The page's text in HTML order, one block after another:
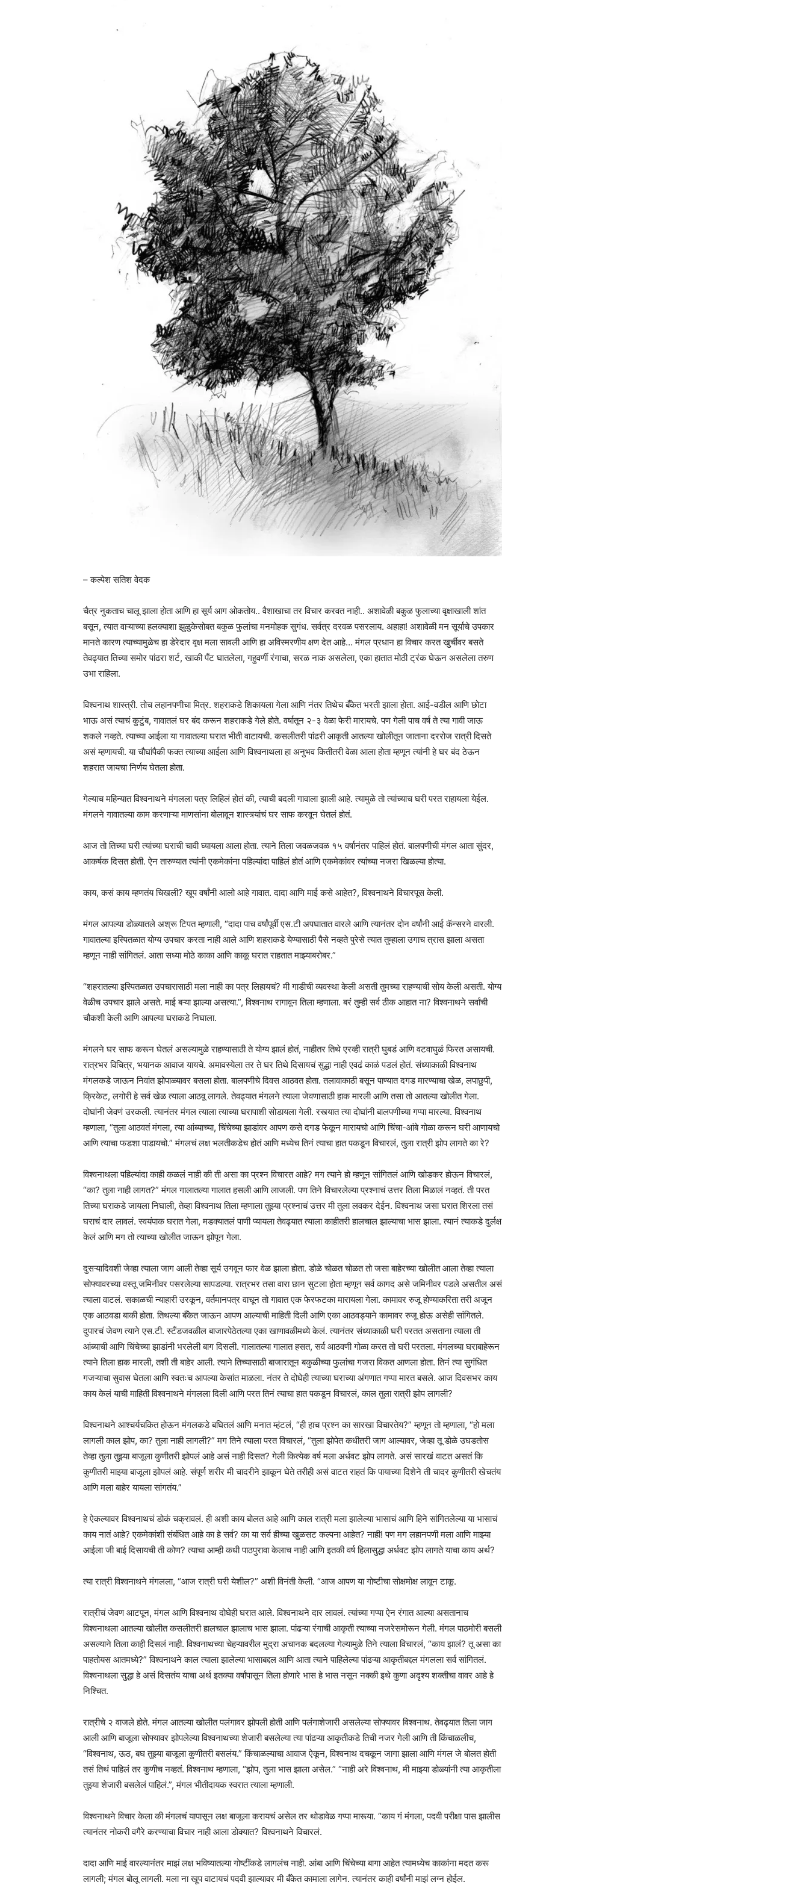
– कल्पेश सतिश वेदक
चैत्र नुकताच चालू झाला होता आणि हा सूर्य आग ओकतोय.. वैशाखाचा तर विचार करवत नाही.. अशावेळी बकुळ फुलाच्या वृक्षाखाली शांत
बसून, त्यात वाऱ्याच्या हलक्याशा झुळुकेसोबत बकुळ फुलांचा मनमोहक सुगंध. सर्वत्र दरवळ पसरलाय. अहाहा! अशावेळी मन सूर्याचे उपकार
मानते कारण त्याच्यामुळेच हा डेरेदार वृक्ष मला सावली आणि हा अविस्मरणीय क्षण देत आहे… मंगल प्रधान हा विचार करत खुर्चीवर बसते
तेवढ्यात तिच्या समोर पांढरा शर्ट, खाकी पँट घातलेला, गहुवर्णी रंगाचा, सरळ नाक असलेला, एका हातात मोठी ट्रंक घेऊन असलेला तरुण
उभा राहिला.
विश्वनाथ शास्त्री. तोच लहानपणीचा मित्र. शहराकडे शिकायला गेला आणि नंतर तिथेच बँकेत भरती झाला होता. आई-वडील आणि छोटा
भाऊ असं त्याचं कुटुंब, गावातलं घर बंद करून शहराकडे गेले होते. वर्षातून २-३ वेळा फेरी मारायचे. पण गेली पाच वर्ष ते त्या गावी जाऊ
शकले नव्हते. त्याच्या आईला या गावातल्या घरात भीती वाटायची. कसलीतरी पांढरी आकृती आतल्या खोलीतून जाताना दररोज रात्री दिसते
असं म्हणायची. या चौघांपैकी फक्त त्याच्या आईला आणि विश्वनाथला हा अनुभव कितीतरी वेळा आला होता म्हणून त्यांनी हे घर बंद ठेऊन
शहरात जायचा निर्णय घेतला होता.
गेल्याच महिन्यात विश्वनाथने मंगलला पत्र लिहिलं होतं की, त्याची बदली गावाला झाली आहे. त्यामुळे तो त्यांच्याच घरी परत राहायला येईल.
मंगलने गावातल्या काम करणाऱ्या माणसांना बोलावून शास्त्र्यांचं घर साफ करवून घेतलं होतं.
आज तो तिच्या घरी त्यांच्या घराची चावी घ्यायला आला होता. त्याने तिला जवळजवळ १५ वर्षानंतर पाहिलं होतं. बालपणीची मंगल आता सुंदर,
आकर्षक दिसत होती. ऐन तारुण्यात त्यांनी एकमेकांना पहिल्यांदा पाहिलं होतं आणि एकमेकांवर त्यांच्या नजरा खिळल्या होत्या.
काय, कसं काय म्हणतंय चिखली? खूप वर्षांनी आलो आहे गावात. दादा आणि माई कसे आहेत?, विश्वनाथने विचारपूस केली.
मंगल आपल्या डोळ्यातले अश्रू टिपत म्हणाली, “दादा पाच वर्षांपूर्वी एस.टी अपघातात वारले आणि त्यानंतर दोन वर्षांनी आई कॅन्सरने वारली.
गावातल्या इस्पितळात योग्य उपचार करता नाही आले आणि शहराकडे येण्यासाठी पैसे नव्हते पुरेसे त्यात तुम्हाला उगाच त्रास झाला असता
म्हणून नाही सांगितलं. आता सध्या मोठे काका आणि काकू घरात राहतात माझ्याबरोबर.”
“शहरातल्या इस्पितळात उपचारासाठी मला नाही का पत्र लिहायचं? मी गाडीची व्यवस्था केली असती तुमच्या राहण्याची सोय केली असती. योग्य
वेळीच उपचार झाले असते. माई बऱ्या झाल्या असत्या.”, विश्वनाथ रागावून तिला म्हणाला. बरं तुम्ही सर्व ठीक आहात ना? विश्वनाथने सर्वांची
चौकशी केली आणि आपल्या घराकडे निघाला.
मंगलने घर साफ करून घेतलं असल्यामुळे राहण्यासाठी ते योग्य झालं होतं, नाहीतर तिथे एरव्ही रात्री घुबडं आणि वटवाघुळं फिरत असायची.
रात्रभर विचित्र, भयानक आवाज यायचे. अमावस्येला तर ते घर तिथे दिसायचं सुद्धा नाही एवढं काळं पडलं होतं. संध्याकाळी विश्वनाथ
मंगलकडे जाऊन निवांत झोपाळ्यावर बसला होता. बालपणीचे दिवस आठवत होता. तलावाकाठी बसून पाण्यात दगड मारण्याचा खेळ, लपाछुपी,
क्रिकेट, लगोरी हे सर्व खेळ त्याला आठवू लागले. तेवढ्यात मंगलने त्याला जेवणासाठी हाक मारली आणि तसा तो आतल्या खोलीत गेला.
दोघांनी जेवणं उरकली. त्यानंतर मंगल त्याला त्याच्या घरापाशी सोडायला गेली. रस्त्यात त्या दोघांनी बालपणीच्या गप्पा मारल्या. विश्वनाथ
म्हणाला, “तुला आठवतं मंगला, त्या आंब्याच्या, चिंचेच्या झाडांवर आपण कसे दगड फेकून मारायचो आणि चिंचा-आंबे गोळा करून घरी आणायचो
आणि त्याचा फडशा पाडायचो.” मंगलचं लक्ष भलतीकडेच होतं आणि मध्येच तिनं त्याचा हात पकडून विचारलं, तुला रात्री झोप लागते का रे?
विश्वनाथला पहिल्यांदा काही कळलं नाही की ती असा का प्रश्न विचारत आहे? मग त्याने हो म्हणून सांगितलं आणि खोडकर होऊन विचारलं,
“का? तुला नाही लागत?” मंगल गालातल्या गालात हसली आणि लाजली. पण तिने विचारलेल्या प्रश्नाचं उत्तर तिला मिळालं नव्हतं. ती परत
तिच्या घराकडे जायला निघाली, तेव्हा विश्वनाथ तिला म्हणाला तुझ्या प्रश्नाचं उत्तर मी तुला लवकर देईन. विश्वनाथ जसा घरात शिरला तसं
घराचं दार लावलं. स्वयंपाक घरात गेला, मडक्यातलं पाणी प्यायला तेवढ्यात त्याला काहीतरी हालचाल झाल्याचा भास झाला. त्यानं त्याकडे दुर्लक्ष
केलं आणि मग तो त्याच्या खोलीत जाऊन झोपून गेला.
दुसऱ्यादिवशी जेव्हा त्याला जाग आली तेव्हा सूर्य उगवून फार वेळ झाला होता. डोळे चोळत चोळत तो जसा बाहेरच्या खोलीत आला तेव्हा त्याला
सोफ्यावरच्या वस्तू जमिनीवर पसरलेल्या सापडल्या. रात्रभर तसा वारा छान सुटला होता म्हणून सर्व कागद असे जमिनीवर पडले असतील असं
त्याला वाटलं. सकाळची न्याहारी उरकून, वर्तमानपत्र वाचून तो गावात एक फेरफटका मारायला गेला. कामावर रुजू होण्याकरिता तरी अजून
एक आठवडा बाकी होता. तिथल्या बँकेत जाऊन आपण आल्याची माहिती दिली आणि एका आठवड्याने कामावर रुजू होऊ असेही सांगितले.
दुपारचं जेवण त्याने एस.टी. स्टँडजवळील बाजारपेठेतल्या एका खाणावळीमध्ये केलं. त्यानंतर संध्याकाळी घरी परतत असताना त्याला ती
आंब्याची आणि चिंचेच्या झाडांनी भरलेली बाग दिसली. गालातल्या गालात हसत, सर्व आठवणी गोळा करत तो घरी परतला. मंगलच्या घराबाहेरून
त्याने तिला हाक मारली, तशी ती बाहेर आली. त्याने तिच्यासाठी बाजारातून बकुळीच्या फुलांचा गजरा विकत आणला होता. तिनं त्या सुगंधित
गजऱ्याचा सुवास घेतला आणि स्वतःच आपल्या केसांत माळला. नंतर ते दोघेही त्याच्या घराच्या अंगणात गप्पा मारत बसले. आज दिवसभर काय
काय केलं याची माहिती विश्वनाथने मंगलला दिली आणि परत तिनं त्याचा हात पकडून विचारलं, काल तुला रात्री झोप लागली?
विश्वनाथने आश्चर्यचकित होऊन मंगलकडे बघितलं आणि मनात म्हंटलं, “ही हाच प्रश्न का सारखा विचारतेय?” म्हणून तो म्हणाला, “हो मला
लागली काल झोप, का? तुला नाही लागली?” मग तिने त्याला परत विचारलं, “तुला झोपेत कधीतरी जाग आल्यावर, जेव्हा तू डोळे उघडतोस
तेव्हा तुला तुझ्या बाजूला कुणीतरी झोपलं आहे असं नाही दिसत? गेली कित्येक वर्ष मला अर्धवट झोप लागते. असं सारखं वाटत असतं कि
कुणीतरी माझ्या बाजूला झोपलं आहे. संपूर्ण शरीर मी चादरीने झाकून घेते तरीही असं वाटत राहतं कि पायाच्या दिशेने ती चादर कुणीतरी खेचतंय
आणि मला बाहेर यायला सांगतंय.”
हे ऐकल्यावर विश्वनाथचं डोकं चक्रावलं. ही अशी काय बोलत आहे आणि काल रात्री मला झालेल्या भासाचं आणि हिने सांगितलेल्या या भासाचं
काय नातं आहे? एकमेकांशी संबंधित आहे का हे सर्व? का या सर्व हीच्या खुळसट कल्पना आहेत? नाही! पण मग लहानपणी मला आणि माझ्या
आईला जी बाई दिसायची ती कोण? त्याचा आम्ही कधी पाठपुरावा केलाच नाही आणि इतकी वर्ष हिलासुद्धा अर्धवट झोप लागते याचा काय अर्थ?
त्या रात्री विश्वनाथने मंगलला, “आज रात्री घरी येशील?” अशी विनंती केली. “आज आपण या गोष्टीचा सोक्षमोक्ष लावून टाकू.
रात्रीचं जेवण आटपून, मंगल आणि विश्वनाथ दोघेही घरात आले. विश्वनाथने दार लावलं. त्यांच्या गप्पा ऐन रंगात आल्या असतानाच
विश्वनाथला आतल्या खोलीत कसलीतरी हालचाल झालाच भास झाला. पांढऱ्या रंगाची आकृती त्याच्या नजरेसमोरून गेली. मंगल पाठमोरी बसली
असल्याने तिला काही दिसलं नाही. विश्वनाथच्या चेहऱ्यावरील मुद्रा अचानक बदलल्या गेल्यामुळे तिने त्याला विचारलं, “काय झालं? तू असा का
पाहतोयस आतमध्ये?” विश्वनाथने काल त्याला झालेल्या भासाबद्दल आणि आता त्याने पाहिलेल्या पांढऱ्या आकृतीबद्दल मंगलला सर्व सांगितलं.
विश्वनाथला सुद्धा हे असं दिसतंय याचा अर्थ इतक्या वर्षांपासून तिला होणारे भास हे भास नसून नक्की इथे कुणा अदृश्य शक्तीचा वावर आहे हे
निश्चित.
रात्रीचे २ वाजले होते. मंगल आतल्या खोलीत पलंगावर झोपली होती आणि पलंगाशेजारी असलेल्या सोफ्यावर विश्वनाथ. तेवढ्यात तिला जाग
आली आणि बाजूला सोफ्यावर झोपलेल्या विश्वनाथच्या शेजारी बसलेल्या त्या पांढऱ्या आकृतीकडे तिची नजर गेली आणि ती किंचाळलीच,
“विश्वनाथ, ऊठ, बघ तुझ्या बाजूला कुणीतरी बसलंय.” किंचाळल्याचा आवाज ऐकून, विश्वनाथ दचकून जागा झाला आणि मंगल जे बोलत होती
तसं तिथं पाहिलं तर कुणीच नव्हतं. विश्वनाथ म्हणाला, “झोप, तुला भास झाला असेल.” “नाही अरे विश्वनाथ, मी माझ्या डोळ्यांनी त्या आकृतीला
तुझ्या शेजारी बसलेलं पाहिलं.”, मंगल भीतीदायक स्वरात त्याला म्हणाली.
विश्वनाथने विचार केला की मंगलचं यापासून लक्ष बाजूला करायचं असेल तर थोडावेळ गप्पा मारूया. “काय गं मंगला, पदवी परीक्षा पास झालीस
त्यानंतर नोकरी वगैरे करण्याचा विचार नाही आला डोक्यात? विश्वनाथने विचारलं.
दादा आणि माई वारल्यानंतर माझं लक्ष भविष्यातल्या गोष्टींकडे लागलंच नाही. आंबा आणि चिंचेच्या बागा आहेत त्यामध्येच काकांना मदत करू
लागली; मंगल बोलू लागली. मला ना खूप वाटायचं पदवी झाल्यावर मी बँकेत कामाला लागेन. त्यानंतर काही वर्षांनी माझं लग्न होईल.